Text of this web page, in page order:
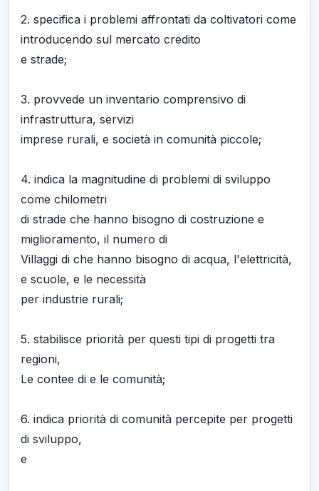
2. specifica i problemi affrontati da coltivatori come
introducendo sul mercato credito
e strade;
3. provvede un inventario comprensivo di
infrastruttura, servizi
imprese rurali, e società in comunità piccole;
4. indica la magnitudine di problemi di sviluppo
come chilometri
di strade che hanno bisogno di costruzione e
miglioramento, il numero di
Villaggi di che hanno bisogno di acqua, l'elettricità,
e scuole, e le necessità
per industrie rurali;
5. stabilisce priorità per questi tipi di progetti tra
regioni,
Le contee di e le comunità;
6. indica priorità di comunità percepite per progetti
di sviluppo,
e